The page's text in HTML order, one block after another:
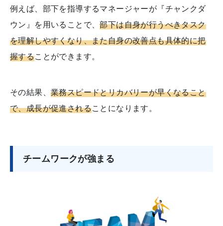
例えば、部下を指導するマネージャーが『チャンクダ
ウン』を用いることで、部下は自身が行うべきタスク
を理解しやすくなり、また自身の改善点も具体的に把
握することができます。
その結果、 業務スピードとリカバリーが早くなること
で、成長が促進されることになります。
チームワークが強まる